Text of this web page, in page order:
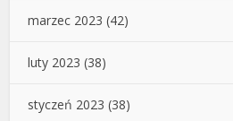
marzec 2023 (42)
luty 2023 (38)
styczeń 2023 (38)